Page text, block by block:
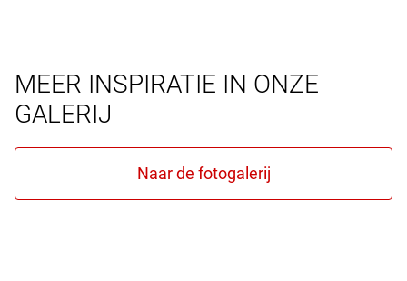
MEER INSPIRATIE IN ONZE
GALERIJ